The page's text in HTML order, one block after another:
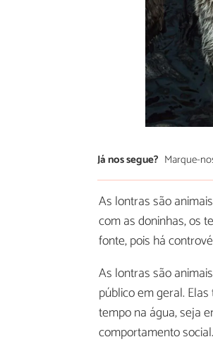
Já nos segue? Marque-
As lontras são
com as doninhas, os
fonte, pois há
As lontras são
público em geral.
tempo na água, seja
comportamento